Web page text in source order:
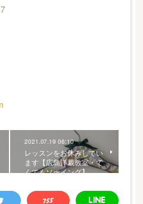
2021.07.19 06:10
レッスンをお休みしてい
ます【広島洋裁教室・て
くてくソーイング】